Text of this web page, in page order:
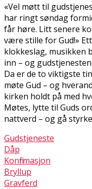
«Vel møtt til
har ringt søndag
får høre. Litt senere
være stille for Gud!»
klokkeslag, musikken
inn – og
Da er de to viktigste
møte Gud – og
kirken holdt på med
Møtes, lytte til Guds
nattverd – og gå
Gudstjeneste
Dåp
Konfirmasjon
Bryllup
Gravferd